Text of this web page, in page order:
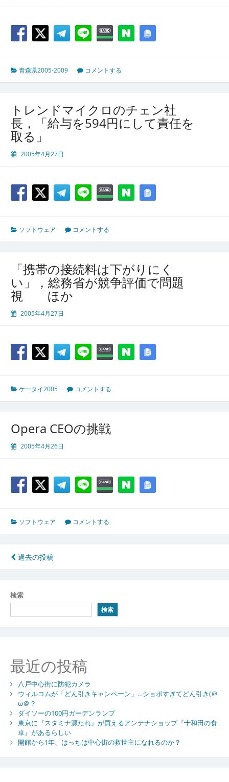
青森県2005-2009 コメントする
トレンドマイクロのチェン社
長，「給与を594円にして責任を
取る」
2005年4月27日
ソフトウェア コメントする
「携帯の接続料は下がりにく
い」，総務省が競争評価で問題
視 ほか
2005年4月27日
ケータイ2005 コメントする
Opera CEOの挑戦
2005年4月26日
ソフトウェア コメントする
投
稿
ナ
ビ
ゲ
シ
ョ
ン
過去の投稿
検索
検索
最近の投稿
八戸中心街に防犯カメラ
ウィルコムが「どん引きキャンペーン」…ショボすぎてどん引き(＠
ω＠？
ダイソーの100円ガーデンランプ
東京に『スタミナ源たれ』が買えるアンテナショップ『十和田の食
卓』があるらしい
開館から1年、はっちは中心街の救世主になれるのか？